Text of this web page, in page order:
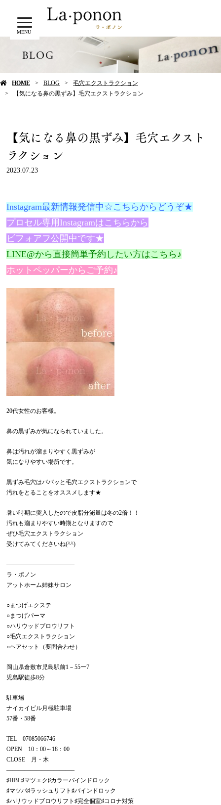
MENU
BLOG
HOME BLOG
毛穴エクストラクション
【気になる鼻の黒ずみ】毛穴エクストラクション
【気になる鼻の黒ずみ】毛穴エクスト
ラクション
2023.07.23
Instagram最新情報発信中☆こちらからどうぞ★
プロセル専用Instagramはこちらから
ビフォアフ公開中です★
LINE@から直接簡単予約したい方はこちら♪
ホットペッパーからご予約♪
20代女性のお客様。
鼻の黒ずみが気になられていました。
鼻は汚れが溜まりやすく黒ずみが
気になりやすい場所です。
黒ずみ毛穴はパパッと毛穴エクストラクションで
汚れをとることをオススメします★
暑い時期に突入したので皮脂分泌量は冬の2倍！！
汚れも溜まりやすい時期となりますので
ぜひ毛穴エクストラクション
受けてみてくださいね(^^)
———————————–
ラ・ポノン
アットホーム姉妹サロン
○まつげエクステ
○まつげパーマ
○ハリウッドブロウリフト
○毛穴エクストラクション
○ヘアセット（要問合わせ）
岡山県倉敷市児島駅前1－ 55ー7
児島駅徒歩8分
駐車場
ナイカイビル月極駐車場
57番・ 58番
TEL
07085066746
OPEN
10： 00～ 18： 00
CLOSE月・木
———————————–
♯HBL♯マツエク♯カラーバインドロック
♯マツパ♯ラッシュリフト♯バインドロック
♯ハリウッドブロウリフト♯完全個室♯コロナ対策